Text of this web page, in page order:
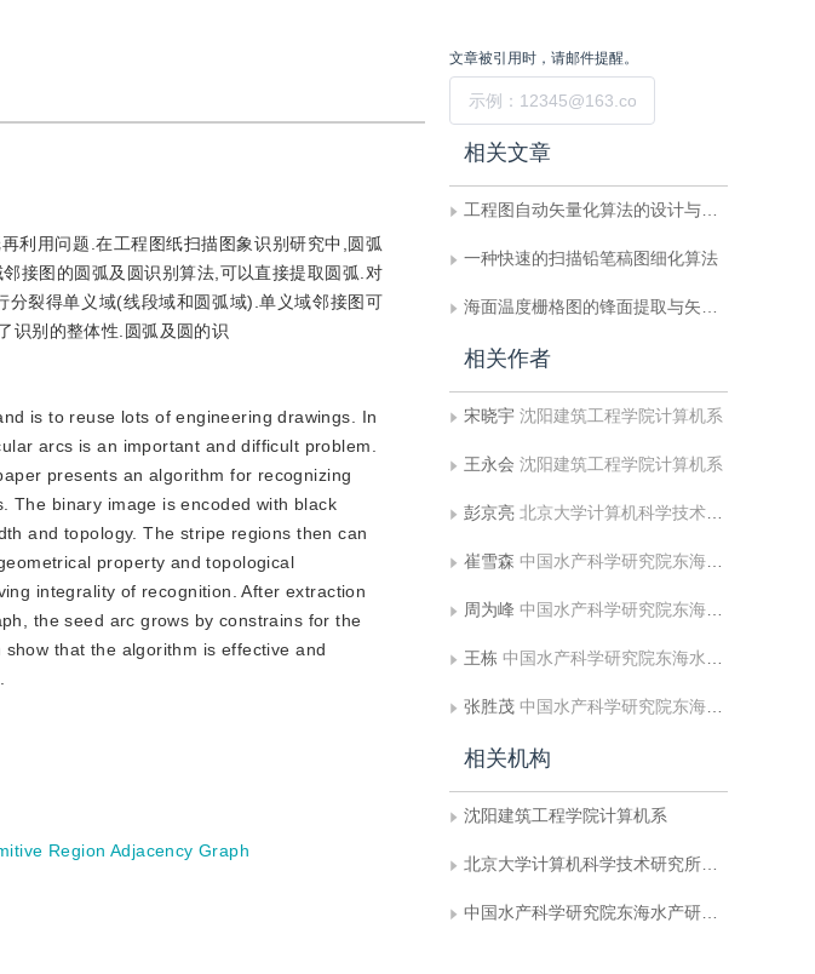
利用问题.在工程图纸扫描图象识别研究中,圆弧
接图的圆弧及圆识别算法,可以直接提取圆弧.对
裂得单义域(线段域和圆弧域).单义域邻接图可
识别的整体性.圆弧及圆的识
is to reuse lots of engineering drawings. In
arcs is an important and difficult problem.
presents an algorithm for recognizing
The binary image is encoded with black
and topology. The stripe regions then can
property and topological
integrality of recognition. After extraction
the seed arc grows by constrains for the
that the algorithm is effective and
Region Adjacency Graph
文章被引用时，请邮件提醒。
相关文章
工程图自动矢量化算法的设计与实现
一种快速的扫描铅笔稿图细化算法
海面温度栅格图的锋面提取与矢量化
相关作者
宋晓宇 沈阳建筑工程学院计算机系
王永会 沈阳建筑工程学院计算机系
彭京亮 北京大学计算机科学技术研究所文字信息处理技术国家重点实验室
崔雪森 中国水产科学研究院东海水产研究所渔业资源遥感信息技术重点开放实验室
周为峰 中国水产科学研究院东海水产研究所渔业资源遥感信息技术重点开放实验室
王栋 中国水产科学研究院东海水产研究所渔业资源遥感信息技术重点开放实验室
张胜茂 中国水产科学研究院东海水产研究所渔业资源遥感信息技术重点开放实验室
相关机构
沈阳建筑工程学院计算机系
北京大学计算机科学技术研究所文字信息处理技术国家重点实验室
中国水产科学研究院东海水产研究所渔业资源遥感信息技术重点开放实验室